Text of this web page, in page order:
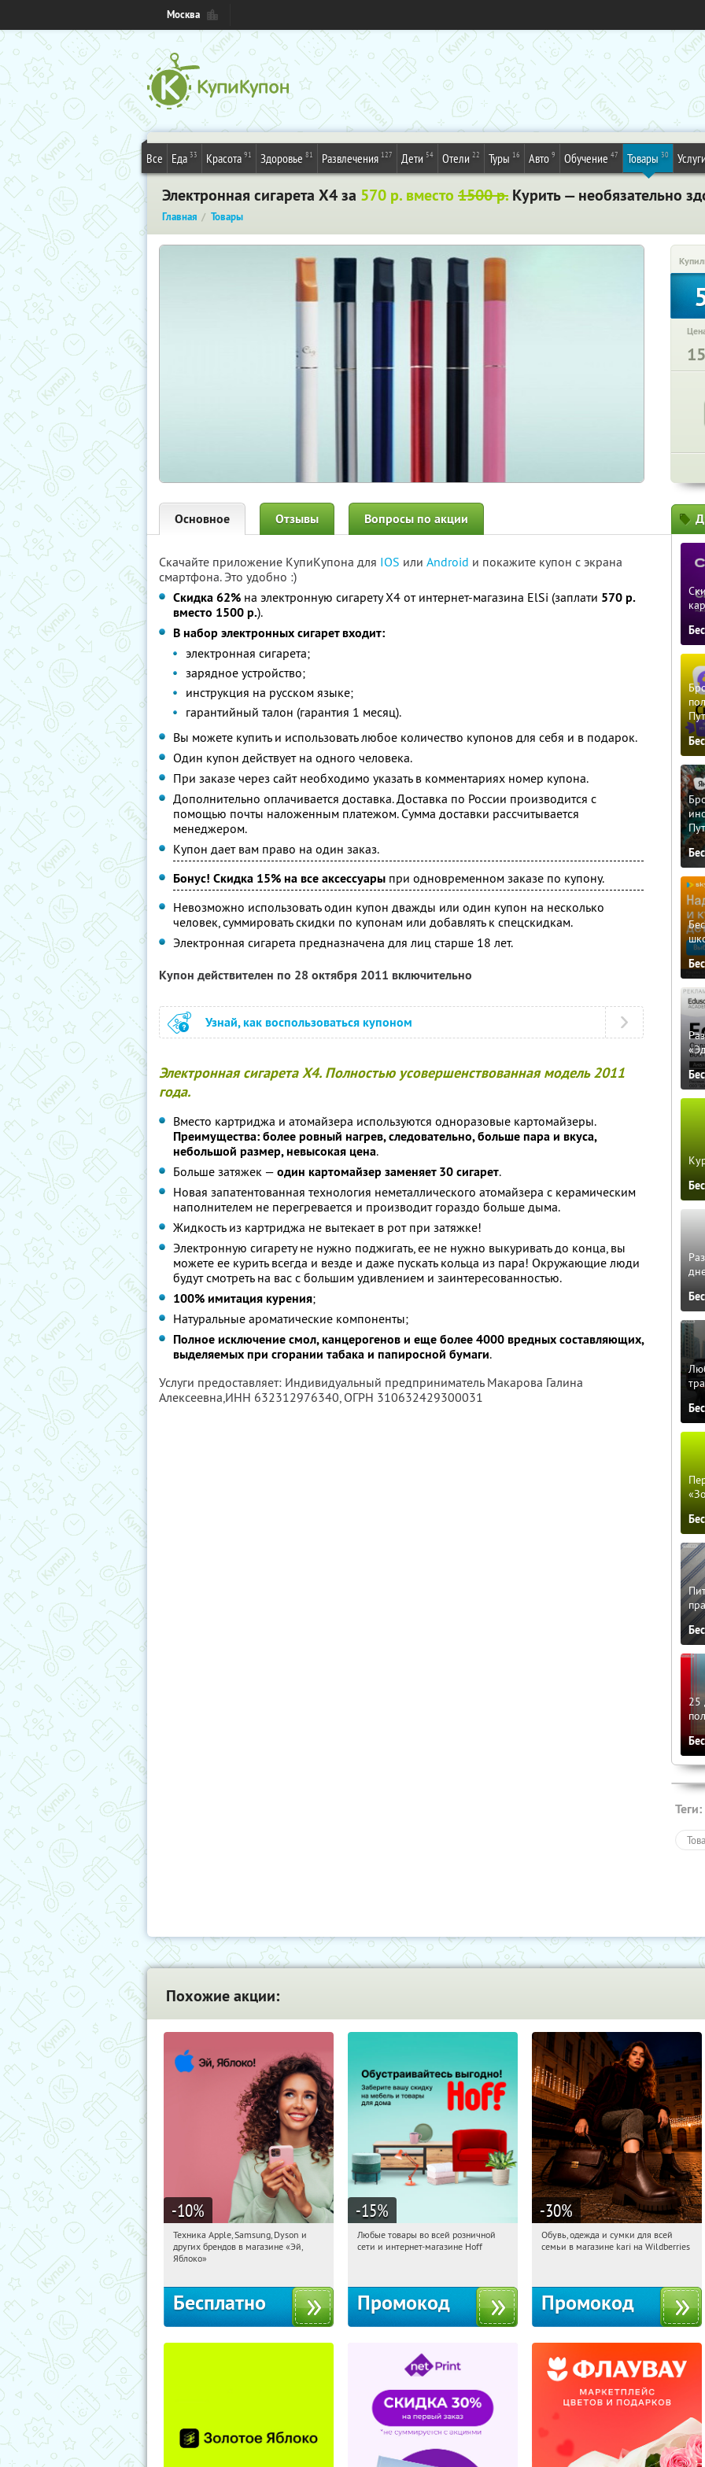
Москва
Все Еда 33 Красота 91 Здоровье 81 Развлечения 127 Дети 54 Отели 22 Туры 16 Авто 9 Обучение 47 Товары 30
Электронная сигарета Х4 за 570 р. вместо 1500 р. Курить — необязательно
Главная Товары
Основное Отзывы Вопросы по акции
Скачайте приложение КупиКупона для IOS или Android и покажите купон с экрана
смартфона. Это удобно :)
Скидка 62% на электронную сигарету Х4 от интернет-магазина ElSi (заплати 570 р.
вместо 1500 р.).
В набор электронных сигарет входит:
электронная сигарета;
зарядное устройство;
инструкция на русском языке;
гарантийный талон (гарантия 1 месяц).
Вы можете купить и использовать любое количество купонов для себя и в подарок.
Один купон действует на одного человека.
При заказе через сайт необходимо указать в комментариях номер купона.
Дополнительно оплачивается доставка. Доставка по России производится с
помощью почты наложенным платежом. Сумма доставки рассчитывается
менеджером.
Купон дает вам право на один заказ.
Бонус! Скидка 15% на все аксессуары при одновременном заказе по купону.
Невозможно использовать один купон дважды или один купон на несколько
человек, суммировать скидки по купонам или добавлять к спецскидкам.
Электронная сигарета предназначена для лиц старше 18 лет.
Купон действителен по 28 октября 2011 включительно
Узнай, как воспользоваться купоном
Электронная сигарета Х4. Полностью усовершенствованная модель 2011
года.
Вместо картриджа и атомайзера используются одноразовые картомайзеры.
Преимущества: более ровный нагрев, следовательно, больше пара и вкуса,
небольшой размер, невысокая цена.
Больше затяжек — один картомайзер заменяет 30 сигарет.
Новая запатентованная технология неметаллического атомайзера с керамическим
наполнителем не перегревается и производит гораздо больше дыма.
Жидкость из картриджа не вытекает в рот при затяжке!
Электронную сигарету не нужно поджигать, ее не нужно выкуривать до конца, вы
можете ее курить всегда и везде и даже пускать кольца из пара! Окружающие люди
будут смотреть на вас с большим удивлением и заинтересованностью.
100% имитация курения;
Натуральные ароматические компоненты;
Полное исключение смол, канцерогенов и еще более 4000 вредных составляющих,
выделяемых при сгорании табака и папиросной бумаги.
Услуги предоставляет: Индивидуальный предприниматель Макарова Галина
Алексеевна,ИНН 632312976340, ОГРН 310632429300031
25
Теги:
Похожие акции:
-10%
10:04:56
Получи первым!
Багратионовская
Техника Apple, Samsung, Dyson и
других брендов в магазине «Эй,
Яблоко»
Бесплатно
-15%
10:04:56 Получили:
Любые товары во всей розничной
сети и интернет-магазине Hoff
Промокод
-30%
10:04:56 Получили:
Обувь, одежда и сумки для всей
семьи в магазине kari на Wildberries
Промокод